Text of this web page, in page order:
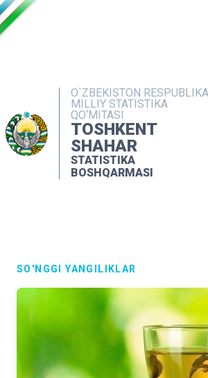
O`ZBEKISTON
MILLIY STATISTIKA
QO‘MITASI
TOSHKENT
SHAHAR
STATISTIKA
BOSHQARMASI
NASHRLAR
INTERAKTIV XIZMATLAR
MATBUOT XIZMATI
MUROJAATLAR
SO'NGGI YANGILIKLAR